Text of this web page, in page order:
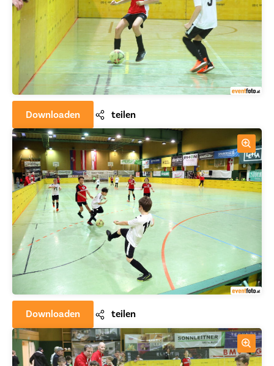
Downloaden teilen
Downloaden teilen